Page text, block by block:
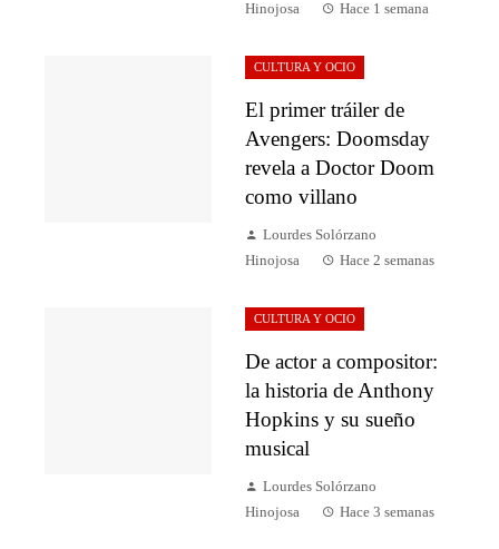
Hinojosa
Hace 1 semana
CULTURA Y OCIO
El primer tráiler de
Avengers: Doomsday
revela a Doctor Doom
como villano
Lourdes Solórzano
Hinojosa
Hace 2 semanas
CULTURA Y OCIO
De actor a compositor:
la historia de Anthony
Hopkins y su sueño
musical
Lourdes Solórzano
Hinojosa
Hace 3 semanas